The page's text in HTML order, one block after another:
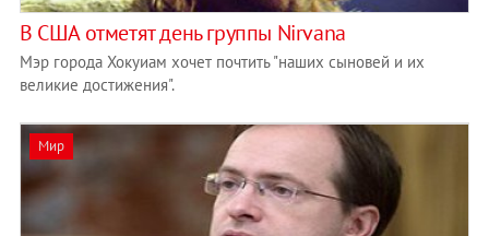
В США отметят день группы Nirvana
Мэр города Хокуиам хочет почтить "наших сыновей и их
великие достижения".
Мир